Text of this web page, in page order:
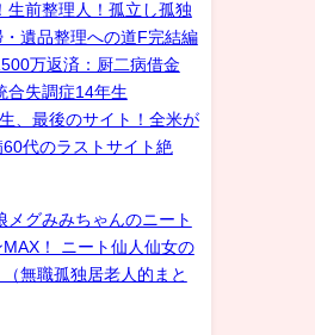
生前整理人！孤立し孤独
遺品整理への道F完結編
万返済：厨二病借金
合失調症14年生
、最後のサイト！全米が
代のラストサイト絶
メグみみちゃんのニート
！ ニート仙人仙女の
無職孤独居老人的まと